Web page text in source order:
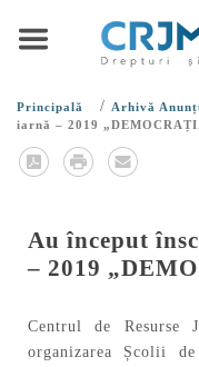
Principală / Arhivă
iarnă – 2019
Au început
– 2019
Centrul de Resurse
organizarea Școlii